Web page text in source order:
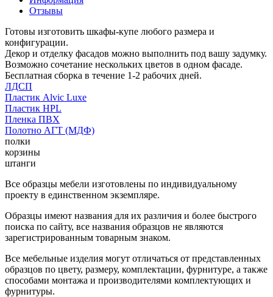
Отзывы
Готовы изготовить шкафы-купе любого размера и
конфигурации.
Декор и отделку фасадов можно выполнить под вашу задумку.
Возможно сочетание нескольких цветов в одном фасаде.
Бесплатная сборка в течение 1-2 рабочих дней.
ЛДСП
Пластик Alvic Luxe
Пластик HPL
Пленка ПВХ
Полотно АГТ (МДФ)
полки
корзины
штанги
Все образцы мебели изготовлены по индивидуальному
проекту в единственном экземпляре.
Образцы имеют названия для их различия и более быстрого
поиска по сайту, все названия образцов не являются
зарегистрированным товарным знаком.
Все мебельные изделия могут отличаться от представленных
образцов по цвету, размеру, комплектации, фурнитуре, а также
способами монтажа и производителями комплектующих и
фурнитуры.